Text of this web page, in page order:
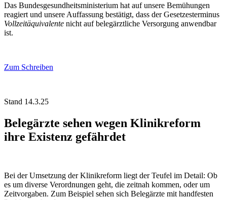
Das Bundesgesundheitsministerium hat auf unsere Bemühungen
reagiert und unsere Auffassung bestätigt, dass der Gesetzesterminus
Vollzeitäquivalente nicht auf belegärztliche Versorgung anwendbar
ist.
Zum Schreiben
Stand 14.3.25
Belegärzte sehen wegen Klinikreform
ihre Existenz gefährdet
Bei der Umsetzung der Klinikreform liegt der Teufel im Detail: Ob
es um diverse Verordnungen geht, die zeitnah kommen, oder um
Zeitvorgaben. Zum Beispiel sehen sich Belegärzte mit handfesten